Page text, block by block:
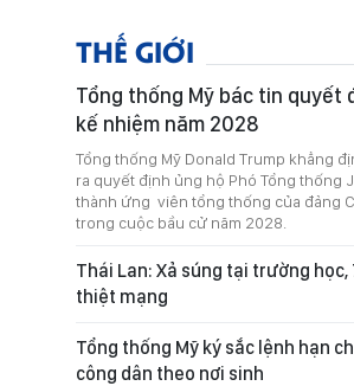
THẾ GIỚI
Tổng thống Mỹ bác tin quyết
kế nhiệm năm 2028
Tổng thống Mỹ Donald Trump khẳng
ra quyết định ủng hộ Phó Tổng thống
thành ứng viên tổng thống của đảng
trong cuộc bầu cử năm 2028.
Thái Lan: Xả súng tại trường học,
thiệt mạng
Tổng thống Mỹ ký sắc lệnh hạn
công dân theo nơi sinh